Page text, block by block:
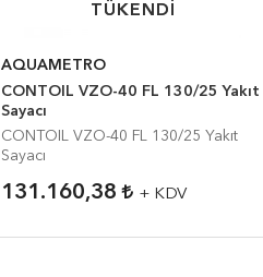
TÜKENDI
TÜKENDI
AQUAMETRO
CONTOIL VZO-40 FL 130/25 Yakıt
Sayacı
CONTOIL VZO-40 FL 130/25 Yakıt
Sayacı
131.160,38 + KDV